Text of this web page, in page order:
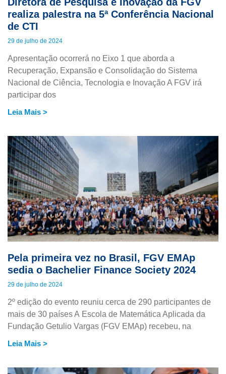
realiza palestra na 5ª Conferência Nacional
de CTI
29 de julho de 2024
Apresentação ocorrerá no Eixo 1 que aborda a
Recuperação, Expansão e Consolidação do Sistema
Nacional de Ciência, Tecnologia e Inovação A FGV irá
participar dos
Leia Mais >
Pela primeira vez no Brasil, FGV EMAp
sedia o Bachelier Finance Society 2024
29 de julho de 2024
2º edição do evento reuniu cerca de 290 participantes de
mais de 30 países A Escola de Matemática Aplicada da
Fundação Getulio Vargas (FGV EMAp) recebeu, na
Leia Mais >